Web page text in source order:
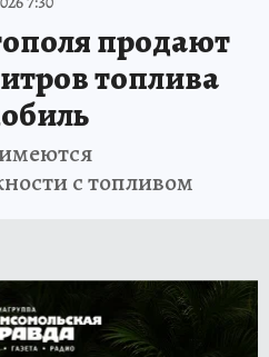
продают
топлива
с топливом